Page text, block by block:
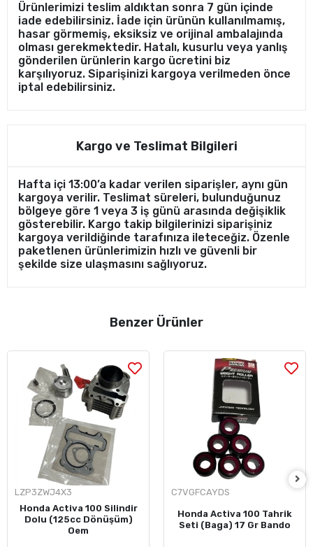
Ürünlerimizi teslim aldıktan sonra 7 gün içinde
iade edebilirsiniz. İade için ürünün kullanılmamış,
hasar görmemiş, eksiksiz ve orijinal ambalajında
olması gerekmektedir. Hatalı, kusurlu veya yanlış
gönderilen ürünlerin kargo ücretini biz
karşılıyoruz. Siparişinizi kargoya verilmeden önce
iptal edebilirsiniz.
Kargo ve Teslimat Bilgileri
Hafta içi 13:00’a kadar verilen siparişler, aynı gün
kargoya verilir. Teslimat süreleri, bulunduğunuz
bölgeye göre 1 veya 3 iş günü arasında değişiklik
gösterebilir. Kargo takip bilgilerinizi siparişiniz
kargoya verildiğinde tarafınıza ileteceğiz. Özenle
paketlenen ürünlerimizin hızlı ve güvenli bir
şekilde size ulaşmasını sağlıyoruz.
Benzer Ürünler
LZP3ZWJ4X3
Honda Activa 100 Silindir
Dolu (125cc Dönüşüm)
Oem
C7VGFCAYDS
Honda Activa 100 Tahrik
Seti (Baga) 17 Gr Bando